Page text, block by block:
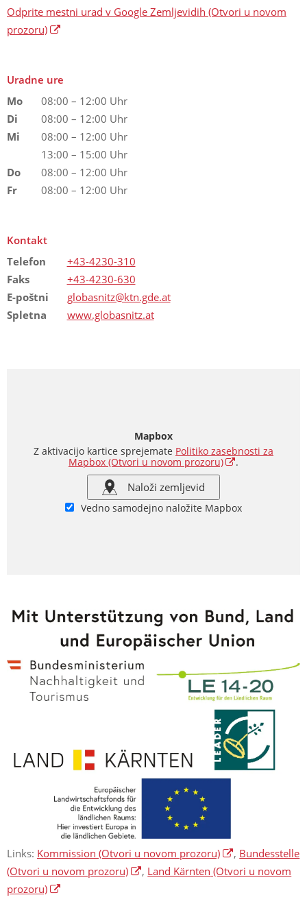
Odprite mestni urad v Google Zemljevidih (Otvori u novom
prozoru)
Uradne ure
Mo
08:00 – 12:00 Uhr
Di
08:00 – 12:00 Uhr
Mi
08:00 – 12:00 Uhr
13:00 – 15:00 Uhr
Do
08:00 – 12:00 Uhr
Fr
08:00 – 12:00 Uhr
Kontakt
Telefon
+43-4230-310
Faks
+43-4230-630
E-poštni
globasnitz@ktn.gde.at
Spletna
www.globasnitz.at
Mapbox
Z aktivacijo kartice sprejemate Politiko zasebnosti za
Mapbox(Otvori u novom prozoru) .
Naloži zemljevid
Vedno samodejno naložite Mapbox
Links: Kommission (Otvori u novom prozoru) , Bundesstelle
(Otvori u novom prozoru)
, Land Kärnten (Otvori u novom
prozoru)